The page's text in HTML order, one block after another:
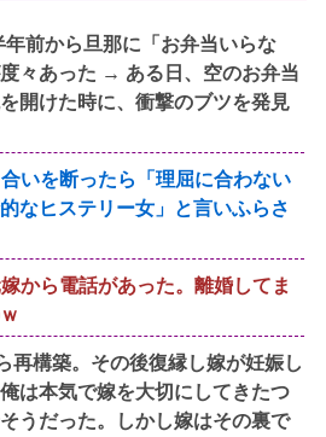
年前から旦那に「お弁当いらな
々あった → ある日、空のお弁当
開けた時に、衝撃のブツを発見
いを断ったら「理屈に合わない
なヒステリー女」と言いふらさ
から電話があった。離婚してま
再構築。その後復縁し嫁が妊娠し
は本気で嫁を大切にしてきたつ
うだった。しかし嫁はその裏で